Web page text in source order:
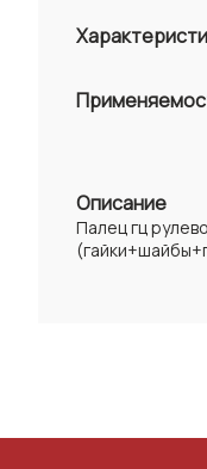
Описание
Палец гц